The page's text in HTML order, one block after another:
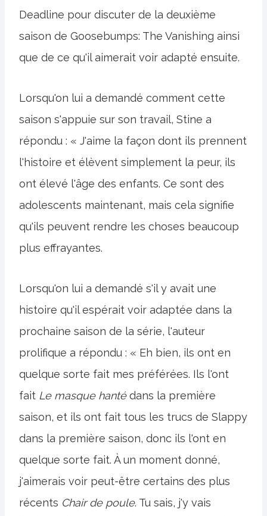
Deadline pour discuter de la deuxième
saison de Goosebumps: The Vanishing ainsi
que de ce qu'il aimerait voir adapté ensuite.
Lorsqu'on lui a demandé comment cette
saison s'appuie sur son travail, Stine a
répondu : « J'aime la façon dont ils prennent
l'histoire et élèvent simplement la peur, ils
ont élevé l'âge des enfants. Ce sont des
adolescents maintenant, mais cela signifie
qu'ils peuvent rendre les choses beaucoup
plus effrayantes.
Lorsqu'on lui a demandé s'il y avait une
histoire qu'il espérait voir adaptée dans la
prochaine saison de la série, l'auteur
prolifique a répondu : « Eh bien, ils ont en
quelque sorte fait mes préférées. Ils l'ont
fait Le masque hantédans la première
saison, et ils ont fait tous les trucs de Slappy
dans la première saison, donc ils l'ont en
quelque sorte fait. À un moment donné,
j'aimerais voir peut-être certains des plus
récents Chair de poule. Tu sais, j'y vais